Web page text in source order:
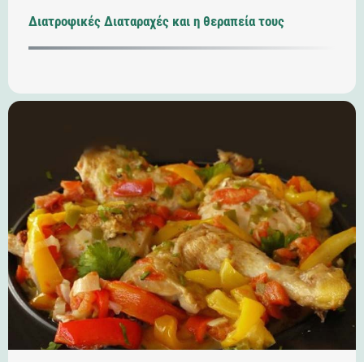
Διατροφικές Διαταραχές και η θεραπεία τους